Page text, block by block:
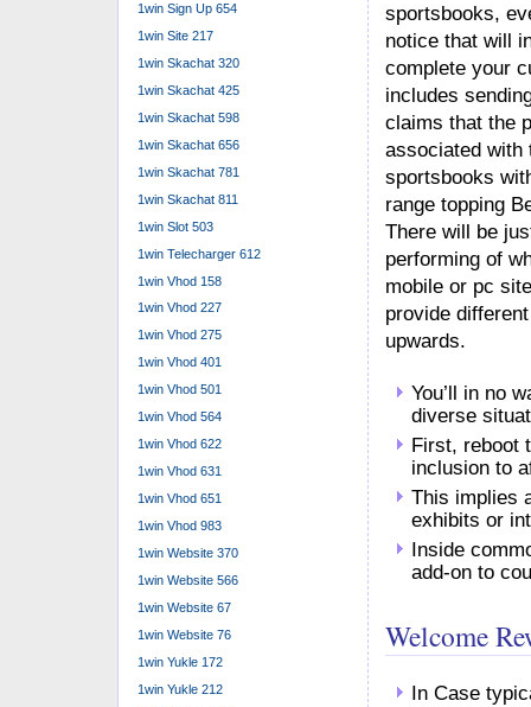
sportsbooks,
notice that will
complete your
includes
claims that the
associated with
sportsbooks
range topping
There will be
performing of
mobile or pc
provide
upwards.
You’ll in no
diverse
First, reboot
inclusion to
This implies
exhibits or
Inside
add-on to
Welcome
In Case
1win Sign Up 654
1win Site 217
1win Skachat 320
1win Skachat 425
1win Skachat 598
1win Skachat 656
1win Skachat 781
1win Skachat 811
1win Slot 503
1win Telecharger 612
1win Vhod 158
1win Vhod 227
1win Vhod 275
1win Vhod 401
1win Vhod 501
1win Vhod 564
1win Vhod 622
1win Vhod 631
1win Vhod 651
1win Vhod 983
1win Website 370
1win Website 566
1win Website 67
1win Website 76
1win Yukle 172
1win Yukle 212